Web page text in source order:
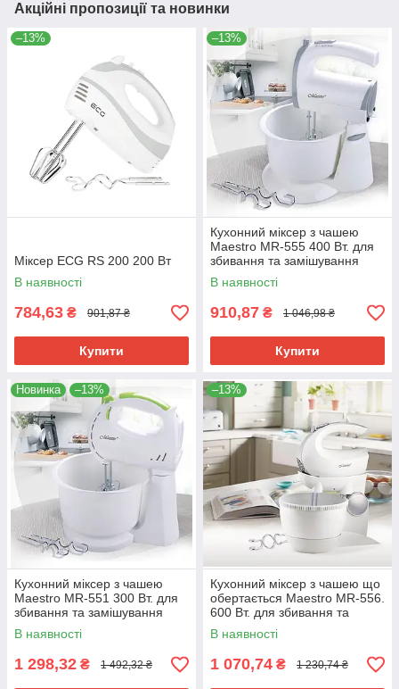
Акційні пропозиції та новинки
–13%
Міксер ECG RS 200 200 Вт
В наявності
784,63 ₴ 901,87 ₴
Купити
–13%
Кухонний міксер з чашею
Maestro MR-555 400 Вт. для
збивання та замішування
тіста
В наявності
910,87 ₴ 1 046,98 ₴
Купити
Новинка –13%
Кухонний міксер з чашею
Maestro MR-551 300 Вт. для
збивання та замішування
тіста
В наявності
1 298,32 ₴ 1 492,32 ₴
–13%
Кухонний міксер з чашею що
обертається Maestro MR-556.
600 Вт. для збивання та
замішування тіста
В наявності
1 070,74 ₴ 1 230,74 ₴